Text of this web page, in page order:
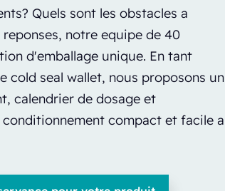
Quels sont les obstacles a
notre equipe de 40
d'emballage unique. En tant
cold seal wallet, nous proposons un
calendrier de dosage et
compact et facile a